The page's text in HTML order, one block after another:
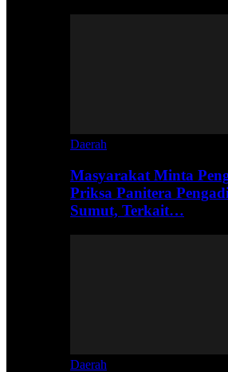
Daerah
Masyarakat Minta
Priksa Panitera
Sumut, Terkait…
Daerah